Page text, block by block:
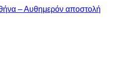
– Αυθημερόν αποστολή